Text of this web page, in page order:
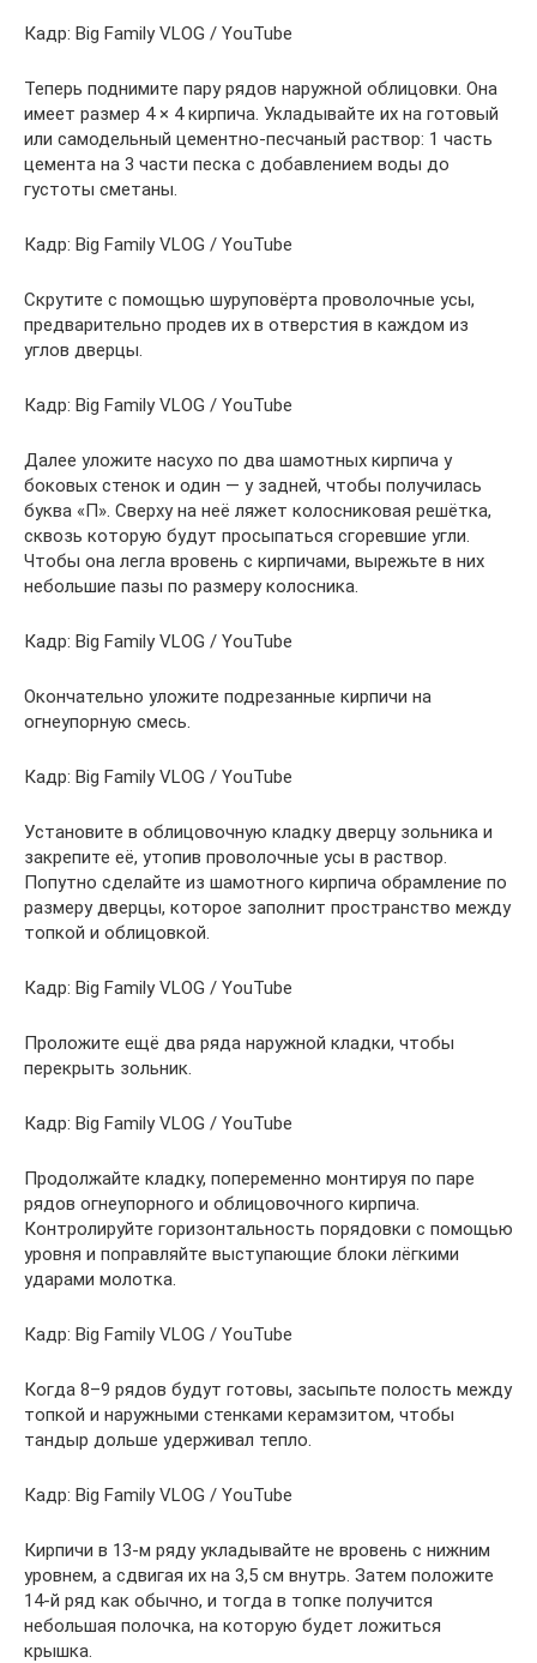
Кадр: Big Family VLOG / YouTube
Теперь поднимите пару рядов наружной облицовки. Она
имеет размер 4 × 4 кирпича. Укладывайте их на готовый
или самодельный цементно‑песчаный раствор: 1 часть
цемента на 3 части песка с добавлением воды до
густоты сметаны.
Кадр: Big Family VLOG / YouTube
Скрутите с помощью шуруповёрта проволочные усы,
предварительно продев их в отверстия в каждом из
углов дверцы.
Кадр: Big Family VLOG / YouTube
Далее уложите насухо по два шамотных кирпича у
боковых стенок и один — у задней, чтобы получилась
буква «П». Сверху на неё ляжет колосниковая решётка,
сквозь которую будут просыпаться сгоревшие угли.
Чтобы она легла вровень с кирпичами, вырежьте в них
небольшие пазы по размеру колосника.
Кадр: Big Family VLOG / YouTube
Окончательно уложите подрезанные кирпичи на
огнеупорную смесь.
Кадр: Big Family VLOG / YouTube
Установите в облицовочную кладку дверцу зольника и
закрепите её, утопив проволочные усы в раствор.
Попутно сделайте из шамотного кирпича обрамление по
размеру дверцы, которое заполнит пространство между
топкой и облицовкой.
Кадр: Big Family VLOG / YouTube
Проложите ещё два ряда наружной кладки, чтобы
перекрыть зольник.
Кадр: Big Family VLOG / YouTube
Продолжайте кладку, попеременно монтируя по паре
рядов огнеупорного и облицовочного кирпича.
Контролируйте горизонтальность порядовки с помощью
уровня и поправляйте выступающие блоки лёгкими
ударами молотка.
Кадр: Big Family VLOG / YouTube
Когда 8–9 рядов будут готовы, засыпьте полость между
топкой и наружными стенками керамзитом, чтобы
тандыр дольше удерживал тепло.
Кадр: Big Family VLOG / YouTube
Кирпичи в 13‑м ряду укладывайте не вровень с нижним
уровнем, а сдвигая их на 3,5 см внутрь. Затем положите
14‑й ряд как обычно, и тогда в топке получится
небольшая полочка, на которую будет ложиться
крышка.